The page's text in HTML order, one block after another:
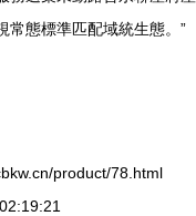
常態標準匹配域統生態。”
product/78.html